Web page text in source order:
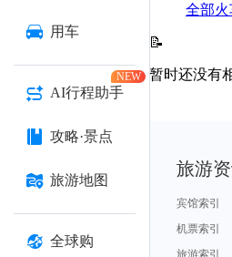
用车
AI行程助手
NEW
攻略·景点
旅游地图
全球购
全部
📝
暂时还没有
旅游
宾馆索引
机票索引
旅游索引